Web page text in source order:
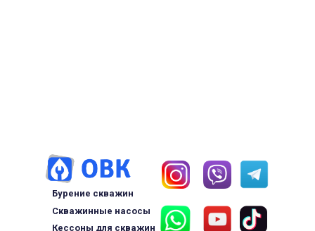
Бурение скважин
Скважинные насосы
Кессоны для скважин